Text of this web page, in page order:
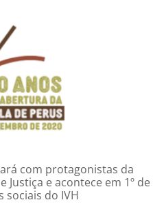
com protagonistas da
e acontece em 1º de
sociais do IVH